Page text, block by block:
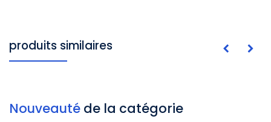
produits similaires
Nouveauté de la catégorie